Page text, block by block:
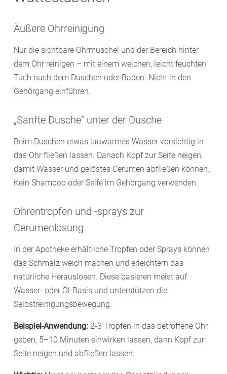
Äußere Ohrreinigung
Nur die sichtbare Ohrmuschel und der Bereich hinter
dem Ohr reinigen – mit einem weichen, leicht feuchten
Tuch nach dem Duschen oder Baden. Nicht in den
Gehörgang einführen.
„Sanfte Dusche“ unter der Dusche
Beim Duschen etwas lauwarmes Wasser vorsichtig in
das Ohr fließen lassen. Danach Kopf zur Seite neigen,
damit Wasser und gelöstes Cerumen abfließen können.
Kein Shampoo oder Seife im Gehörgang verwenden.
Ohrentropfen und -sprays zur
Cerumenlösung
In der Apotheke erhältliche Tropfen oder Sprays können
das Schmalz weich machen und erleichtern das
natürliche Herauslösen. Diese basieren meist auf
Wasser- oder Öl-Basis und unterstützen die
Selbstreinigungsbewegung.
Beispiel-Anwendung: 2-3 Tropfen in das betroffene Ohr
geben, 5–10 Minuten einwirken lassen, dann Kopf zur
Seite neigen und abfließen lassen.